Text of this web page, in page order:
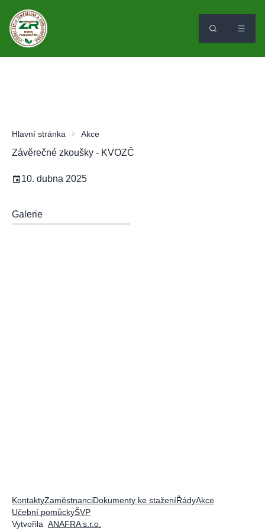
Hlavní stránka Akce
Závěrečné zkoušky - KVOZČ
10. dubna 2025
Galerie
KontaktyZaměstnanciDokumenty ke staženíŘádyAkce
Učební pomůckyŠVP
Vytvořila ANAFRA s.r.o.